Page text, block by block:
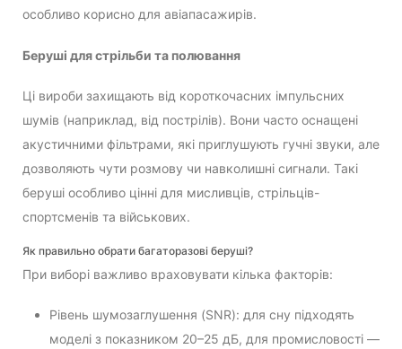
особливо корисно для авіапасажирів.
Беруші для стрільби та полювання
Ці вироби захищають від короткочасних імпульсних
шумів (наприклад, від пострілів). Вони часто оснащені
акустичними фільтрами, які приглушують гучні звуки, але
дозволяють чути розмову чи навколишні сигнали. Такі
беруші особливо цінні для мисливців, стрільців-
спортсменів та військових.
Як правильно обрати багаторазові беруші?
При виборі важливо враховувати кілька факторів:
Рівень шумозаглушення (SNR): для сну підходять
моделі з показником 20–25 дБ, для промисловості —